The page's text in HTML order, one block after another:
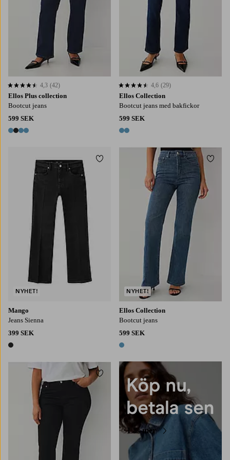
Ellos Plus collection
Bootcut jeans
599 SEK
4 färger
4,3 baserat på 42 st betyg
4,3 (42)
Ellos Collection
Bootcut jeans med bakfickor
599 SEK
2 färger
4,6 baserat på 29 st betyg
4,6 (29)
Mango
Jeans Sienna
399 SEK
1 färg
NYHET!
Lägg till i favoriter
44
Ellos Collection
Bootcut jeans
599 SEK
1 färg
NYHET!
Lägg till i favoriter
Läs mer